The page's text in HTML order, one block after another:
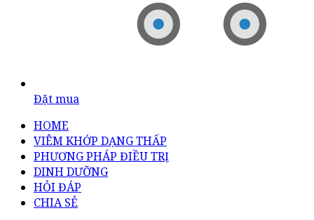
Đặt mua
HOME
VIÊM KHỚP DẠNG THẤP
PHƯƠNG PHÁP ĐIỀU TRỊ
DINH DƯỠNG
HỎI ĐÁP
CHIA SẺ